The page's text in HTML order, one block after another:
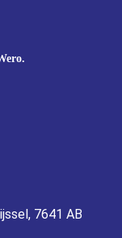
7641 AB